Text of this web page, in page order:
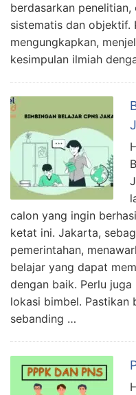
berdasarkan
sistematis dan objektif.
mengungkapkan,
kesimpulan ilmiah
calon yang ingin
ketat ini. Jakarta,
pemerintahan,
belajar yang dapat
dengan baik. Perlu
lokasi bimbel. Pastikan
sebanding …